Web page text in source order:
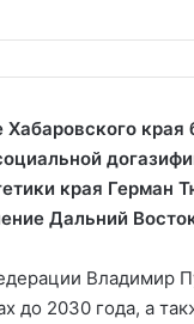
Хабаровского
края Герман
Дальний
Владимир
до 2030 года, а